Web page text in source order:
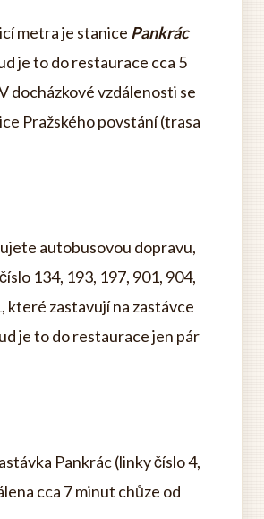
metra je stanice Pankrác
je to do restaurace cca 5
docházkové vzdálenosti se
Pražského povstání (trasa
autobusovou dopravu,
134, 193, 197, 901, 904,
které zastavují na zastávce
je to do restaurace jen pár
Pankrác (linky číslo 4,
cca 7 minut chůze od